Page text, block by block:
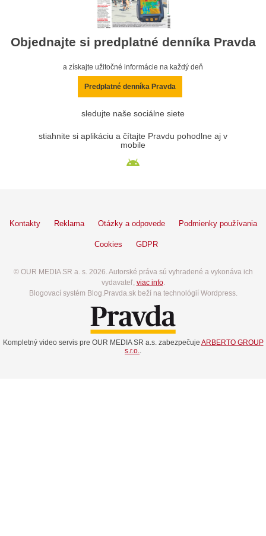
Objednajte si predplatné denníka Pravda
a získajte užitočné informácie na každý deň
Predplatné denníka Pravda
sledujte naše sociálne siete
stiahnite si aplikáciu a čítajte Pravdu pohodlne aj v
mobile
Kontakty Reklama Otázky a odpovede Podmienky používania
Cookies GDPR
© OUR MEDIA SR a. s. 2026. Autorské práva sú vyhradené a vykonáva ich
vydavateľ, viac info.
Blogovací systém Blog.Pravda.sk beží na technológií Wordpress.
Kompletný video servis pre OUR MEDIA SR a.s. zabezpečuje ARBERTO GROUP
s.r.o.